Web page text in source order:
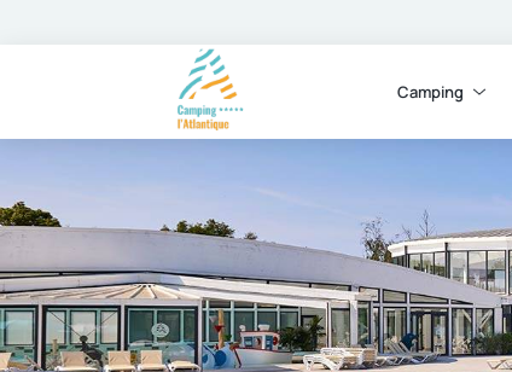
Camping